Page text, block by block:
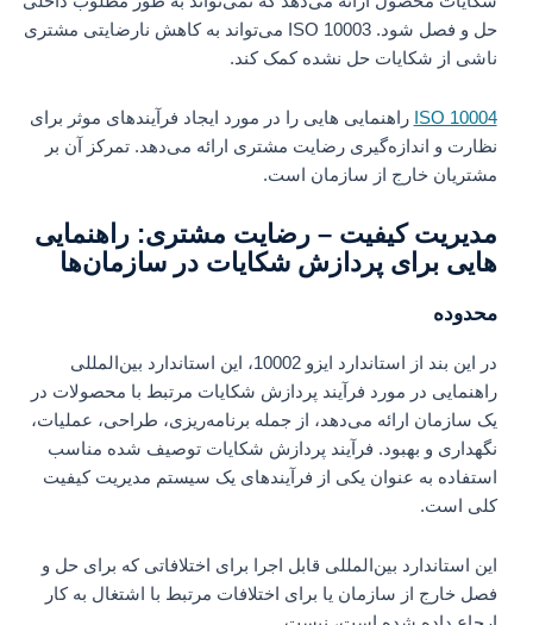
حل و فصل شود. ISO 10003 می‌تواند به کاهش نارضایتی مشتری
ناشی از شکایات حل نشده کمک کند.
ISO 10004راهنمایی هایی را در مورد ایجاد فرآیندهای موثر برای
نظارت و اندازه‌گیری رضایت مشتری ارائه می‌دهد. تمرکز آن بر
مشتریان خارج از سازمان است.
مدیریت کیفیت – رضایت مشتری: راهنمایی
هایی برای پردازش شکایات در سازمان‌ها
محدوده
در این بند از استاندارد ایزو 10002، این استاندارد بین‌المللی
راهنمایی در مورد فرآیند پردازش شکایات مرتبط با محصولات در
یک سازمان ارائه می‌دهد، از جمله برنامه‌ریزی، طراحی، عملیات،
نگهداری و بهبود. فرآیند پردازش شکایات توصیف شده مناسب
استفاده به عنوان یکی از فرآیندهای یک سیستم مدیریت کیفیت
کلی است.
این استاندارد بین‌المللی قابل اجرا برای اختلافاتی که برای حل و
فصل خارج از سازمان یا برای اختلافات مرتبط با اشتغال به کار